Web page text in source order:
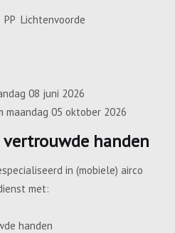
Lichtenvoorde
08 juni 2026
maandag 05 oktober 2026
handen
in (mobiele) airco
met:
handen